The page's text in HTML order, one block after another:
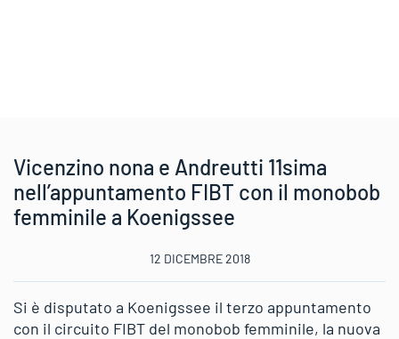
Vicenzino nona e Andreutti 11sima
nell’appuntamento FIBT con il monobob
femminile a Koenigssee
12 DICEMBRE 2018
Si è disputato a Koenigssee il terzo appuntamento
con il circuito FIBT del monobob femminile, la nuova